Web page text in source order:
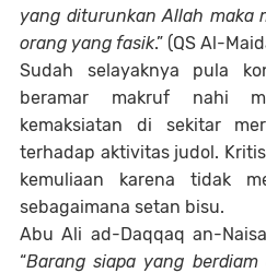
yang diturunkan Allah maka
orang yang fasik.” (QS Al-
Sudah selayaknya pula
beramar makruf nahi
kemaksiatan di sekitar
terhadap aktivitas judol.
kemuliaan karena tidak
sebagaimana setan bisu.
Abu Ali ad-Daqqaq an-
“Barang siapa yang berdiam